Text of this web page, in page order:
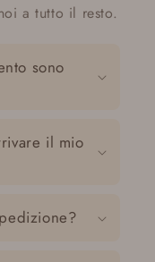
a tutto il resto.
sono
il mio